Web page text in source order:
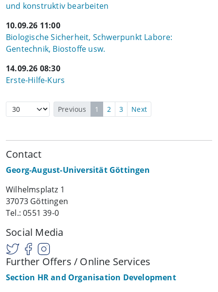
und konstruktiv bearbeiten
10.09.26 11:00
Biologische Sicherheit, Schwerpunkt Labore:
Gentechnik, Biostoffe usw.
14.09.26 08:30
Erste-Hilfe-Kurs
Previous 1 2 3 Next
Contact
Georg-August-Universität Göttingen
Wilhelmsplatz 1
37073 Göttingen
Tel.: 0551 39-0
Social Media
Further Offers / Online Services
Section HR and Organisation Development